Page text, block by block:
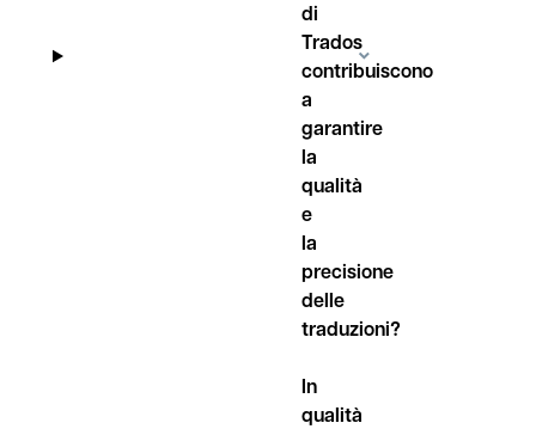
di
Trados
contribuiscono
a
garantire
la
qualità
e
la
precisione
delle
traduzioni?
In
qualità